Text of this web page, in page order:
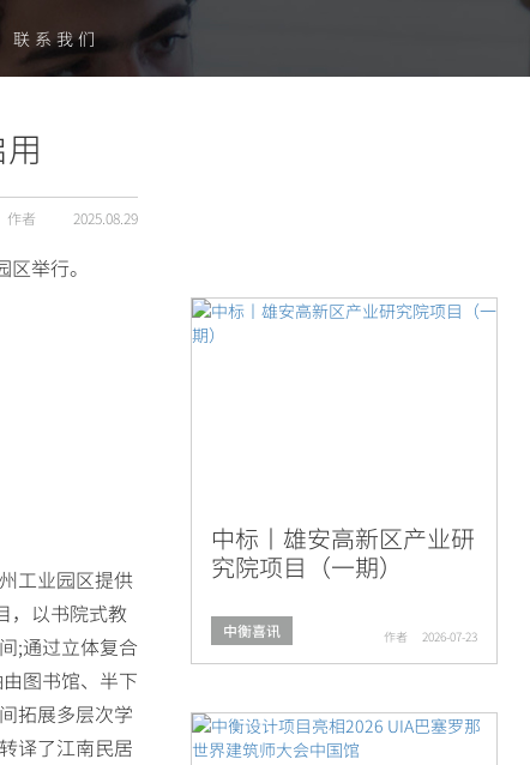
联系我们
作者 2025.08.29
举行。
工业园区提供
，以书院式教
;通过立体复合
图书馆、半下
拓展多层次学
译了江南民居
中标丨雄安高新区产业研
究院项目（一期）
中衡喜讯 作者 2026-07-23